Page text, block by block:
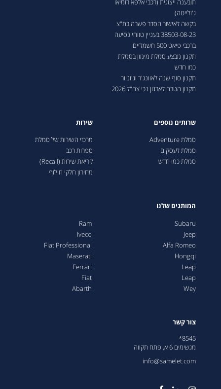
תובענה ייצוגית (רכבי אלפא רומיאו
ג'ולייטה)
בקשה לאישור הסדר פשרה בת"צ
38503-08-23 בעניין טווחי נסיעה
ברכבי פיאט 500 חשמליים
תקנון מבצע סמלת מימון בסמלת
כמו חדש
תקנון סוף שנה לאוונג'ר וג'וניור
תקנון הטבה לארגון נכי צה"ל 2026
שרותים נוספים
סמלת Adventure
סמלת לעסקים
סמלת כמו חדש
שירות
מרכזי השירות של סמלת
ספרות רכב
קריאת שירות (Recall)
מחירון חלקי חילוף
המותגים שלנו
Subaru
Jeep
Alfa Romeo
Hongqi
Leap
Leap
Wey
Ram
Iveco
Fiat Professional
Maserati
Ferrari
Fiat
Abarth
צור קשר
8545*
מגשימים 6 א, פתח תקווה
info@samelet.com